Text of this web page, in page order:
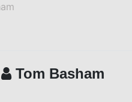
Tom Basham